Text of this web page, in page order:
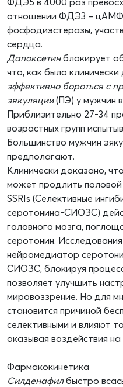
отношении ФДЭ3 –
фосфодиэстеразы,
сердца.
Дапоксетинблокирует
что, как было
эффективно бороться с
эякуляции(ПЭ) у мужчин
Приблизительно 27-34
возрастных групп
Большинство мужчин
предполагают.
Клинически доказано,
может продлить
SSRIs (Селективные
серотонина-СИОЗС)
головного мозга,
серотонин.
нейромедиатор
СИОЗС, блокируя
позволяет улучшить
мировоззрение. Но для
становится причиной
селективными и влияют
оказывая воздействия
Фармакокинетика
Силденафилбыстро